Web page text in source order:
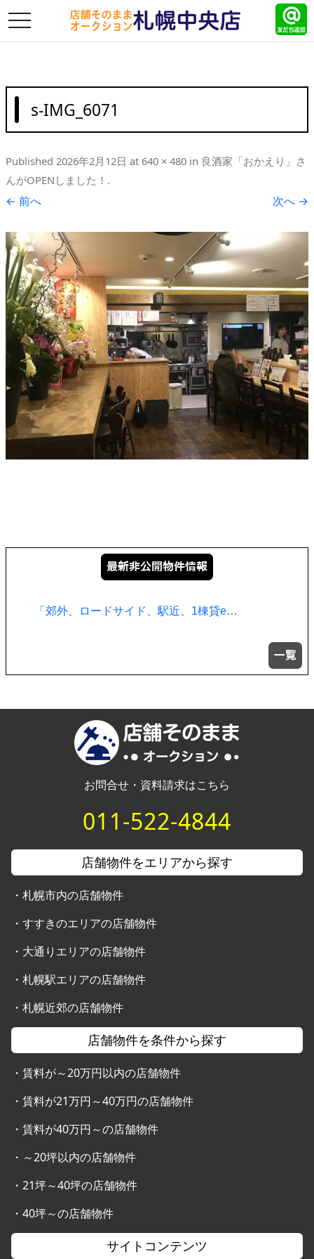
toggle
s-IMG_6071
Published 2026年2月12日 at 640 × 480 in 良酒家「おかえり」さ
んがOPENしました！ .
← 前へ 次へ →
「郊外、ロードサイド、駅近、1棟貸e…
お問合せ・資料請求はこちら
011-522-4844
店舗物件をエリアから探す
・ 札幌市内の店舗物件
・ すすきのエリアの店舗物件
・ 大通りエリアの店舗物件
・ 札幌駅エリアの店舗物件
・ 札幌近郊の店舗物件
店舗物件を条件から探す
・ 賃料が～20万円以内の店舗物件
・ 賃料が21万円～40万円の店舗物件
・ 賃料が40万円～の店舗物件
・ ～20坪以内の店舗物件
・ 21坪～40坪の店舗物件
・ 40坪～の店舗物件
サイトコンテンツ